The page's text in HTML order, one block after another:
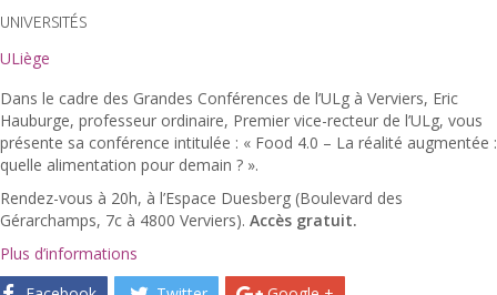
UNIVERSITÉS
ULiège
Dans le cadre des Grandes Conférences de l’ULg à Verviers, Eric
Hauburge, professeur ordinaire, Premier vice-recteur de l’ULg, vous
présente sa conférence intitulée : « Food 4.0 – La réalité augmentée :
quelle alimentation pour demain ? ».
Rendez-vous à 20h, à l’Espace Duesberg (Boulevard des
Gérarchamps, 7c à 4800 Verviers). Accès gratuit.
Plus d’informations